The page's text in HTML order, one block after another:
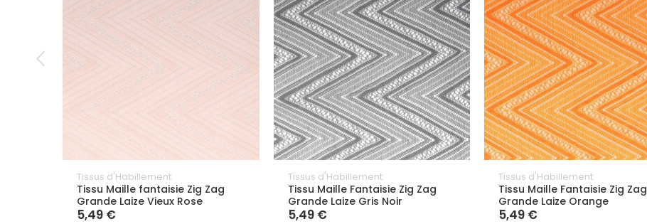
Tissus d'Habillement
Tissu Maille fantaisie Zig Zag
Grande Laize Vieux Rose
5,49 €
Tissus d'Habillement
Tissu Maille Fantaisie Zig Zag
Grande Laize Gris Noir
5,49 €
Tissus d'Habillement
Tissu Maille Fantaisie Zig Zag
Grande Laize Orange
5,49 €